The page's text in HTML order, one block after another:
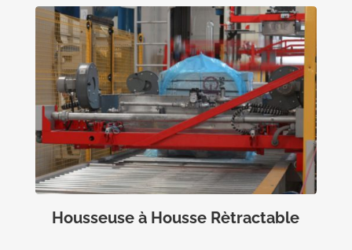
Housseuse à Housse Rètractable